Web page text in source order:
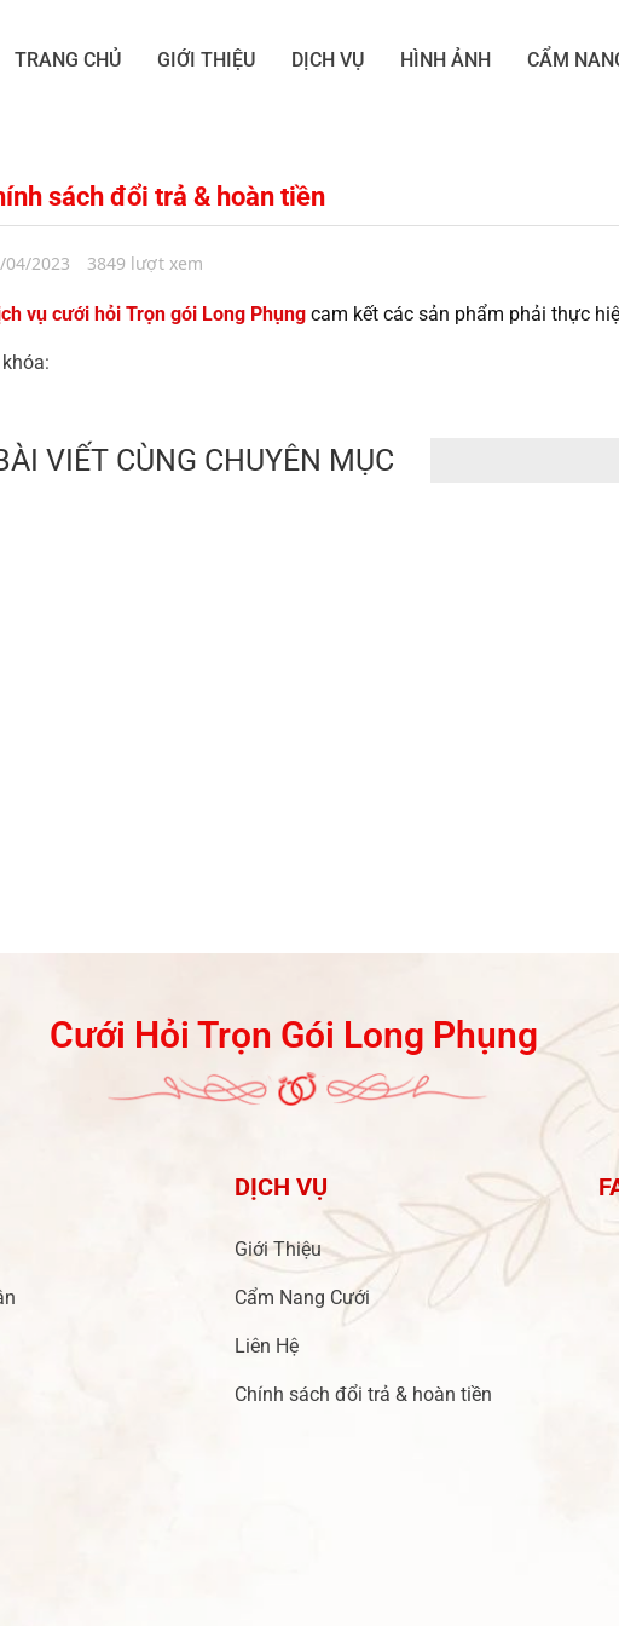
TRANG CHỦ GIỚI THIỆU DỊCH VỤ HÌNH ẢNH CẨM
sách đổi trả & hoàn tiền
04/2023 3849 lượt xem
vụ cưới hỏi Trọn gói Long Phụng cam kết các sản phẩm phải thực
VIẾT CÙNG CHUYÊN MỤC
Cưới Hỏi Trọn Gói Long Phụng
DỊCH VỤ
Giới Thiệu
Cẩm Nang Cưới
Liên Hệ
Chính sách đổi trả & hoàn tiền